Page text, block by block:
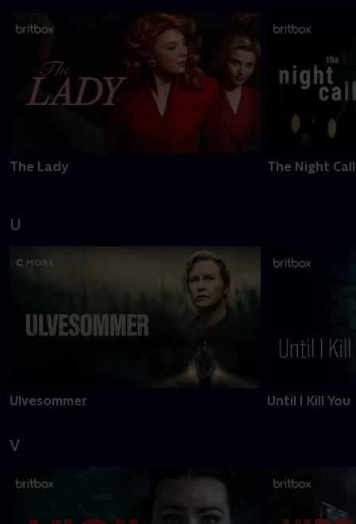
The Lady The Night
U
Ulvesommer Until I Kill You
V